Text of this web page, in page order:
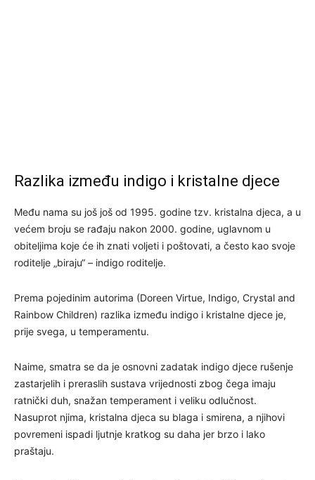
Razlika između indigo i kristalne djece
Među nama su još još od 1995. godine tzv. kristalna djeca, a u
većem broju se rađaju nakon 2000. godine, uglavnom u
obiteljima koje će ih znati voljeti i poštovati, a često kao svoje
roditelje „biraju“ – indigo roditelje.
Prema pojedinim autorima (Doreen Virtue, Indigo, Crystal and
Rainbow Children) razlika između indigo i kristalne djece je,
prije svega, u temperamentu.
Naime, smatra se da je osnovni zadatak indigo djece rušenje
zastarjelih i preraslih sustava vrijednosti zbog čega imaju
ratnički duh, snažan temperament i veliku odlučnost.
Nasuprot njima, kristalna djeca su blaga i smirena, a njihovi
povremeni ispadi ljutnje kratkog su daha jer brzo i lako
praštaju.